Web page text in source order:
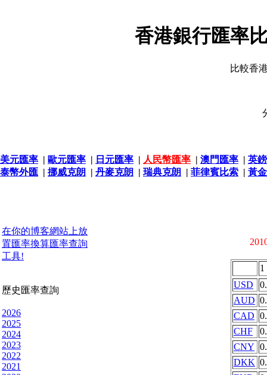
香港銀行匯率
比較香
美元匯率 | 歐元匯率 | 日元匯率 | 人民幣匯率 | 澳門匯率 | 英
泰幣外匯 | 挪威克朗 | 丹麥克朗 | 瑞典克朗 | 菲律賓比索 | 黃
在你的博客網站上放
置匯率換算匯率查詢
工具!
歷史匯率查詢
2026
2025
2024
2023
2022
2021
1
USD
AUD
CAD
CHF
CNY
DKK